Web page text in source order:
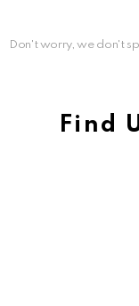
Don't worry, we don't
Find